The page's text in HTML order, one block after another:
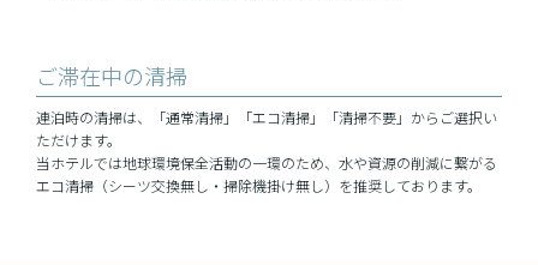
ご滞在中の清掃
連泊時の清掃は、「通常清掃」「エコ清掃」「清掃不要」からご選択い
ただけます。
当ホテルでは地球環境保全活動の一環のため、水や資源の削減に繋がる
エコ清掃（シーツ交換無し・掃除機掛け無し）を推奨しております。